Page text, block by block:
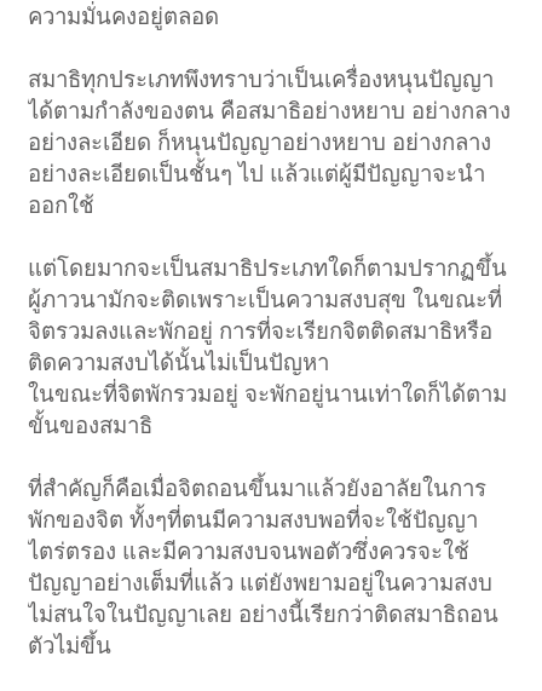
ความมั่นคงอยู่ตลอด
สมาธิทุกประเภทพึงทราบว่าเป็นเครื่องหนุนปัญญา
ได้ตามกำลังของตน คือสมาธิอย่างหยาบ อย่างกลาง
อย่างละเอียด ก็หนุนปัญญาอย่างหยาบ อย่างกลาง
อย่างละเอียดเป็นชั้นๆ ไป แล้วแต่ผู้มีปัญญาจะนำ
ออกใช้
แต่โดยมากจะเป็นสมาธิประเภทใดก็ตามปรากฏขึ้น
ผู้ภาวนามักจะติดเพราะเป็นความสงบสุข ในขณะที่
จิตรวมลงและพักอยู่ การที่จะเรียกจิตติดสมาธิหรือ
ติดความสงบได้นั้นไม่เป็นปัญหา
ในขณะที่จิตพักรวมอยู่ จะพักอยู่นานเท่าใดก็ได้ตาม
ขั้นของสมาธิ
ที่สำคัญก็คือเมื่อจิตถอนขึ้นมาแล้วยังอาลัยในการ
พักของจิต ทั้งๆที่ตนมีความสงบพอที่จะใช้ปัญญา
ไตร่ตรอง และมีความสงบจนพอตัวซึ่งควรจะใช้
ปัญญาอย่างเต็มที่แล้ว แต่ยังพยามอยู่ในความสงบ
ไม่สนใจในปัญญาเลย อย่างนี้เรียกว่าติดสมาธิถอน
ตัวไม่ขึ้น